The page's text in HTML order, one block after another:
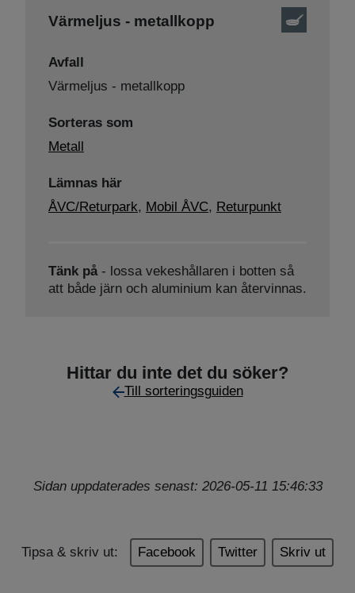
Värmeljus - metallkopp
Avfall
Värmeljus - metallkopp
Sorteras som
Metall
Lämnas här
ÅVC/Returpark, Mobil ÅVC, Returpunkt
Tänk på- lossa vekeshållaren i botten så
att både järn och aluminium kan återvinnas.
Hittar du inte det du söker?
Till sorteringsguiden
Sidan uppdaterades senast: 2026-05-11 15:46:33
Tipsa & skriv ut: Facebook Twitter Skriv ut